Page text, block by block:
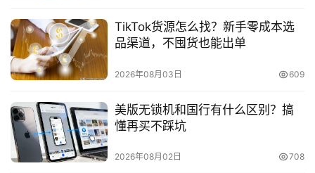
TikTok货源怎么找？新手零成本选
品渠道，不囤货也能出单
2026年08月03日 609
美版无锁机和国行有什么区别？搞
懂再买不踩坑
2026年08月02日 708